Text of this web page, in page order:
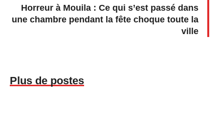
Horreur à Mouila : Ce qui s’est passé dans
une chambre pendant la fête choque toute la
ville
Plus de postes